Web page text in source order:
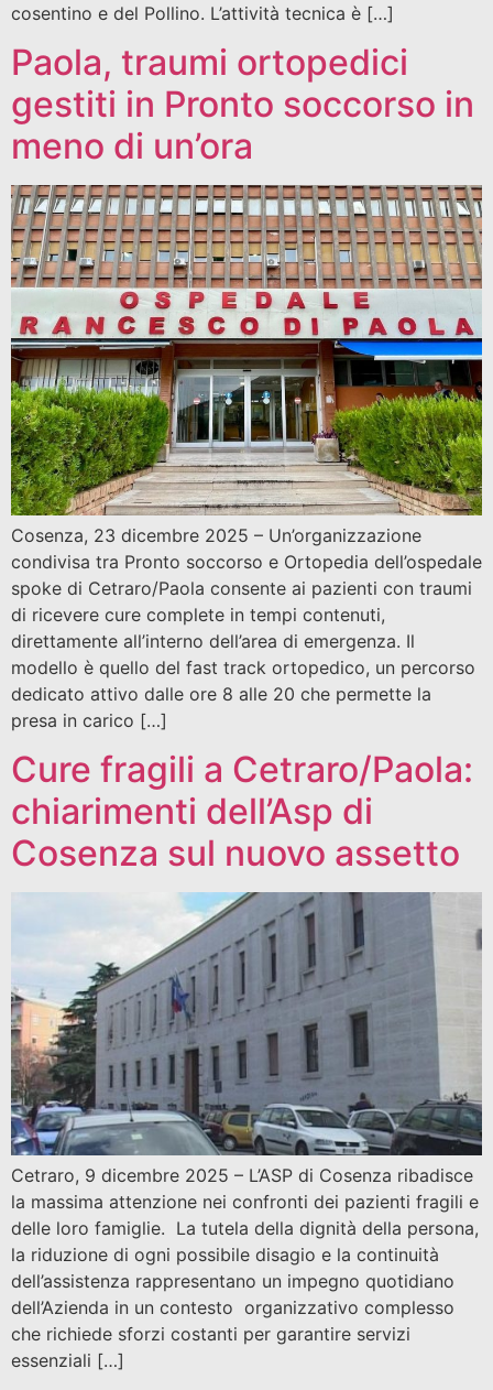
cosentino e del Pollino. L’attività tecnica è […]
Paola, traumi ortopedici
gestiti in Pronto soccorso in
meno di un’ora
Cosenza, 23 dicembre 2025 – Un’organizzazione
condivisa tra Pronto soccorso e Ortopedia dell’ospedale
spoke di Cetraro/Paola consente ai pazienti con traumi
di ricevere cure complete in tempi contenuti,
direttamente all’interno dell’area di emergenza. Il
modello è quello del fast track ortopedico, un percorso
dedicato attivo dalle ore 8 alle 20 che permette la
presa in carico […]
Cure fragili a Cetraro/Paola:
chiarimenti dell’Asp di
Cosenza sul nuovo assetto
Cetraro, 9 dicembre 2025 – L’ASP di Cosenza ribadisce
la massima attenzione nei confronti dei pazienti fragili e
delle loro famiglie. La tutela della dignità della persona,
la riduzione di ogni possibile disagio e la continuità
dell’assistenza rappresentano un impegno quotidiano
dell’Azienda in un contesto organizzativo complesso
che richiede sforzi costanti per garantire servizi
essenziali […]